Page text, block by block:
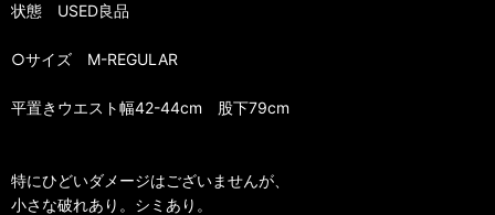
状態 USED良品
○サイズ M-REGULAR
平置きウエスト幅42-44cm 股下79cm
特にひどいダメージはございませんが、
小さな破れあり。シミあり。